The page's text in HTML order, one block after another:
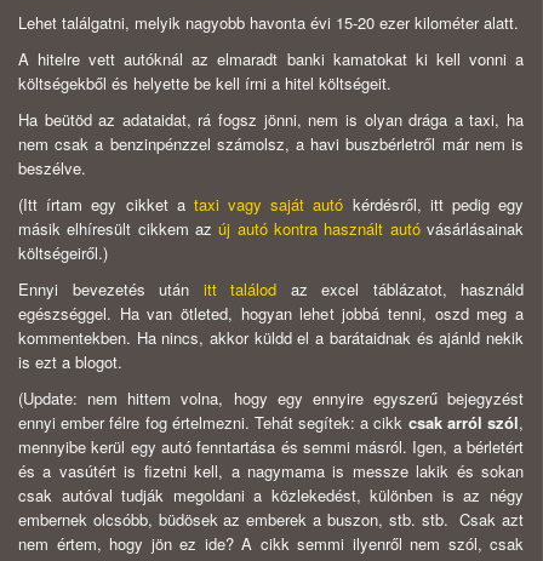
Lehet találgatni, melyik nagyobb havonta évi 15-20 ezer kilométer alatt.
A hitelre vett autóknál az elmaradt banki kamatokat ki kell vonni a
költségekből és helyette be kell írni a hitel költségeit.
Ha beütöd az adataidat, rá fogsz jönni, nem is olyan drága a taxi, ha
nem csak a benzinpénzzel számolsz, a havi buszbérletről már nem is
beszélve.
(Itt írtam egy cikket ataxi vagy saját autó kérdésről, itt pedig egy
másik elhíresült cikkem azúj autó kontra használt autóvásárlásainak
költségeiről.)
Ennyi bevezetés után itt találod az excel táblázatot, használd
egészséggel. Ha van ötleted, hogyan lehet jobbá tenni, oszd meg a
kommentekben. Ha nincs, akkor küldd el a barátaidnak és ajánld nekik
is ezt a blogot.
(Update: nem hittem volna, hogy egy ennyire egyszerű bejegyzést
ennyi ember félre fog értelmezni. Tehát segítek: a cikk csak arról szól,
mennyibe kerül egy autó fenntartása és semmi másról. Igen, a bérletért
és a vasútért is fizetni kell, a nagymama is messze lakik és sokan
csak autóval tudják megoldani a közlekedést, különben is az négy
embernek olcsóbb, büdösek az emberek a buszon, stb. stb. Csak azt
nem értem, hogy jön ez ide? A cikk semmi ilyenről nem szól, csak